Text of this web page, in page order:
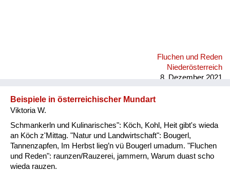
Fluchen und Reden
Niederösterreich
8. Dezember 2021
Beispiele in österreichischer Mundart
Viktoria W.
Schmankerln und Kulinarisches": Köch, Kohl, Heit gibt's wieda
an Köch z'Mittag. "Natur und Landwirtschaft": Bougerl,
Tannenzapfen, Im Herbst lieg’n vü Bougerl umadum. "Fluchen
und Reden": raunzen/Rauzerei, jammern, Warum duast scho
wieda rauzen.